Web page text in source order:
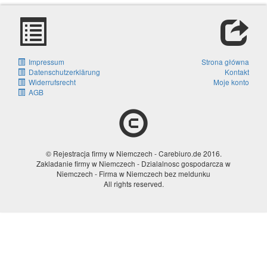
Impressum
Datenschutzerklärung
Widerrufsrecht
AGB
Strona główna
Kontakt
Moje konto
© Rejestracja firmy w Niemczech - Carebiuro.de 2016.
Zakladanie firmy w Niemczech - Dzialalnosc gospodarcza w
Niemczech - Firma w Niemczech bez meldunku
All rights reserved.